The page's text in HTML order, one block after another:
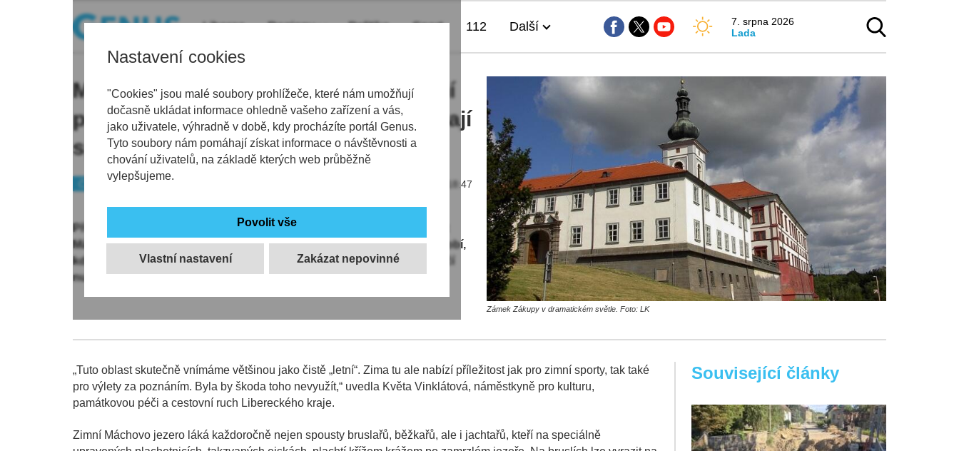
Nastavení cookies
"Cookies" jsou malé soubory prohlížeče, které nám umožňují
dočasně ukládat informace ohledně vašeho zařízení a vás,
jako uživatele, výhradně v době, kdy procházíte portál Genus.
Tyto soubory nám pomáhají získat informace o návštěvnosti a
chování uživatelů, na základě kterých web průběžně
vylepšujeme.
Vlastní nastavení
Liberec Regiony Politika Sport 112 Další
7. srpna 2026
Lada
Máchův kraj láká i v zimě. Na bruslení
po jezeře i výlet za historií. Zákupy mají
speciální okruhy
Českolipsko Tip 18.02.2022 | 18:47
Především jako letní cíl výletů a dovolených je známá turistická oblast
Máchův kraj na Českolipsku. Své návštěvníky ale nezklame ani v období,
kdy vzduchem poletují sněhové vločky a rtuť teploměru sotva překročí
nulu.
Zámek Zákupy v dramatickém světle. Foto: LK
„Tuto oblast skutečně vnímáme většinou jako čistě „letní“. Zima tu ale nabízí příležitost jak pro zimní sporty, tak také
pro výlety za poznáním. Byla by škoda toho nevyužít,“ uvedla Květa Vinklátová, náměstkyně pro kulturu,
památkovou péči a cestovní ruch Libereckého kraje.
Zimní Máchovo jezero láká každoročně nejen spousty bruslařů, běžkařů, ale i jachtařů, kteří na speciálně
Související články